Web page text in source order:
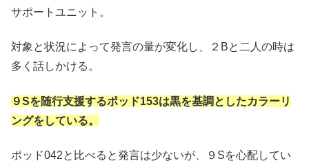
サポートユニット。
対象と状況によって発言の量が変化し、２Bと二人の時は
多く話しかける。
９Sを随行支援するポッド153は黒を基調としたカラーリ
ングをしている。
ポッド042と比べると発言は少ないが、９Sを心配してい